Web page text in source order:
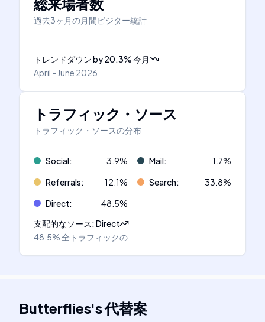
総来場者数
過去3ヶ月の月間ビジター統計
トレンドダウンby20.3%今月
April - June 2026
トラフィック・ソース
トラフィック・ソースの分布
Social: 3.9% Mail: 1.7%
Referrals: 12.1% Search: 33.8%
Direct: 48.5%
支配的なソース:Direct
48.5%全トラフィックの
Butterflies's代替案